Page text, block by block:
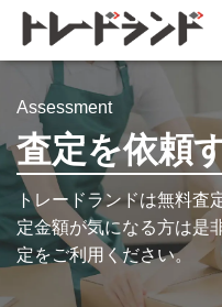
Assessment
査定を依頼
トレードランドは無料査
定金額が気になる方は是
定をご利用ください。